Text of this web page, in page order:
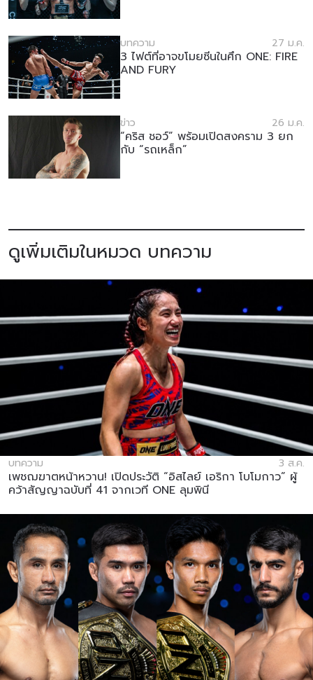
บทความ 27 ม.ค.
3 ไฟต์ที่อาจขโมยซีนในศึก ONE: FIRE
AND FURY
ข่าว 26 ม.ค.
“คริส ชอว์” พร้อมเปิดสงคราม 3 ยก
กับ “รถเหล็ก”
ดูเพิ่มเติมในหมวด บทความ
บทความ 3 ส.ค.
เพชฌฆาตหน้าหวาน! เปิดประวัติ “อิสไลย์ เอริกา โบโมกาว” ผู้
คว้าสัญญาฉบับที่ 41 จากเวที ONE ลุมพินี